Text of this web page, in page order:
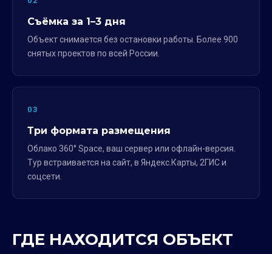
Съёмка за 1–3 дня
Объект снимается без остановки работы. Более 900
снятых проектов по всей России.
03
Три формата размещения
Облако 360° Space, ваш сервер или офлайн-версия.
Тур встраивается на сайт, в Яндекс.Карты, 2ГИС и
соцсети.
ГДЕ НАХОДИТСЯ ОБЪЕКТ